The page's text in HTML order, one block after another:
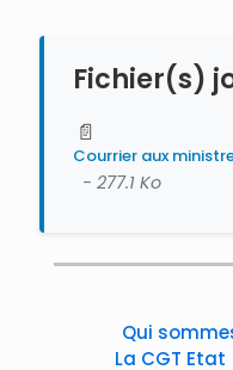
Fichier(s)
📄
Courrier aux
- 277.1 Ko
Qui
La CGT Etat